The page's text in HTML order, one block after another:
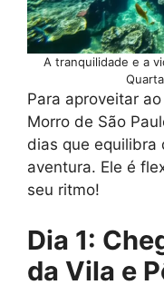
A tranquilidade e a
Para aproveitar
Morro de São
dias que equilibra
aventura. Ele é
seu ritmo!
Dia 1:
da Vila e